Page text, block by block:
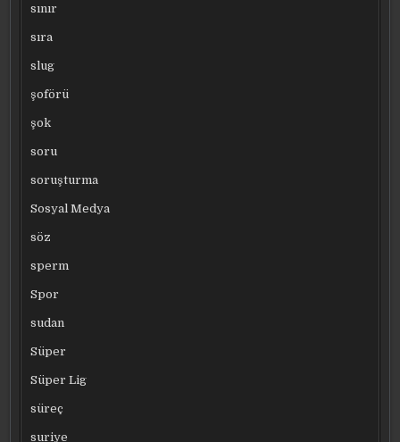
sınır
sıra
slug
şoförü
şok
soru
soruşturma
Sosyal Medya
söz
sperm
Spor
sudan
Süper
Süper Lig
süreç
suriye